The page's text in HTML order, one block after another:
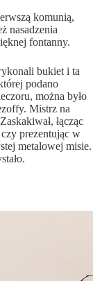
komunią,
nasadzenia
fontanny.
bukiet i ta
podano
można było
Mistrz na
łącząc
prezentując w
metalowej misie.